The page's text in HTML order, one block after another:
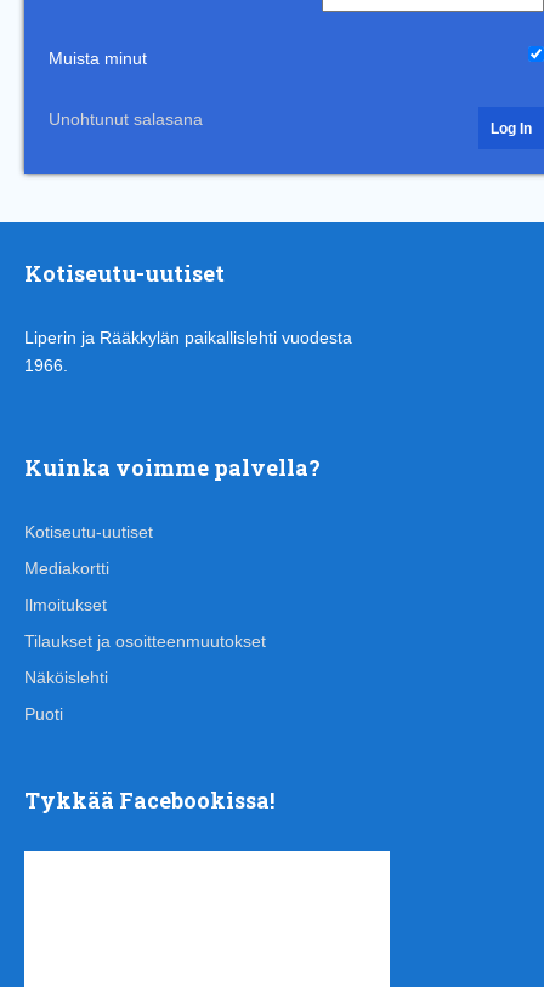
Muista minut
Unohtunut salasana
Kotiseutu-uutiset
Liperin ja Rääkkylän paikallislehti vuodesta
1966.
Kuinka voimme palvella?
Kotiseutu-uutiset
Mediakortti
Ilmoitukset
Tilaukset ja osoitteenmuutokset
Näköislehti
Puoti
Tykkää Facebookissa!